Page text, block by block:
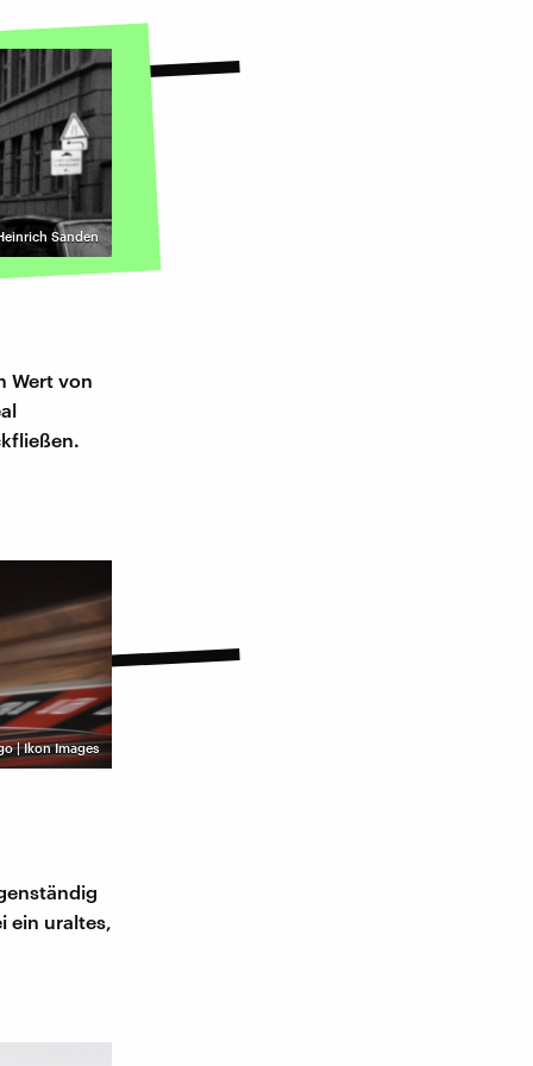
Sanden
Wert von
| Ikon Images
ein uraltes,